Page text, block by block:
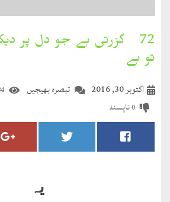
بخارِدل
کلام
مضطرؔ
دستِ
دعا
72۔ گزرتی ہے جو دل پر
تو ہے
تبصرہ بھیجیں اکتوبر 30, 2016
0ناپسند
یہ